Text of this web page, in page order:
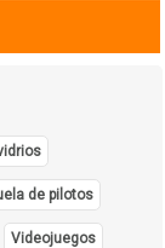
de pilotos
Videojuegos